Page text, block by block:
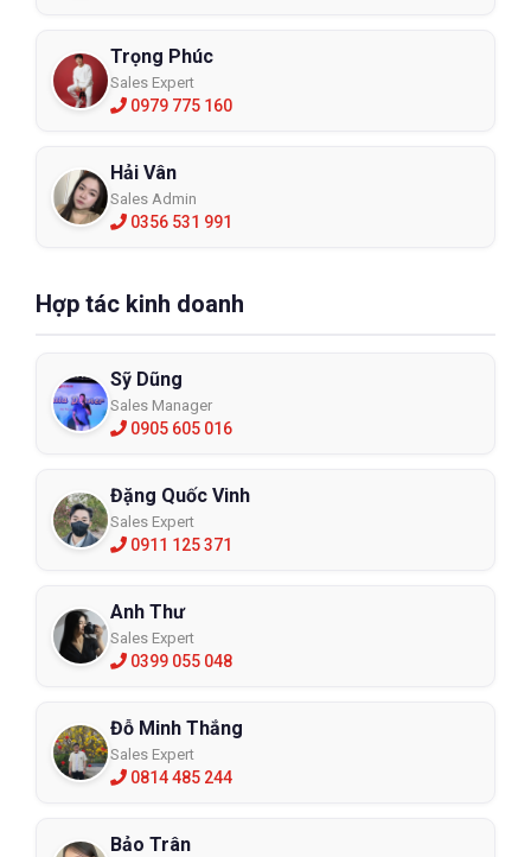
Trọng Phúc
Sales Expert
0979 775 160
Hải Vân
Sales Admin
0356 531 991
Hợp tác kinh doanh
Sỹ Dũng
Sales Manager
0905 605 016
Đặng Quốc Vinh
Sales Expert
0911 125 371
Anh Thư
Sales Expert
0399 055 048
Đỗ Minh Thắng
Sales Expert
0814 485 244
Bảo Trân